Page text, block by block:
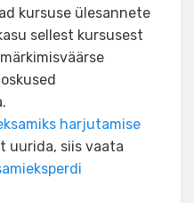
kursuse ülesannete
sellest kursusest
harjutamise
uurida, siis vaata